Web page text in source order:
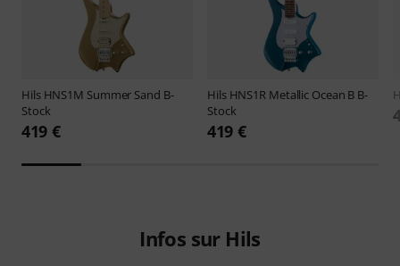
Hils HNS1M Summer Sand B-
Stock
419 €
Hils HNS1R Metallic Ocean B B-
Stock
419 €
Infos sur Hils